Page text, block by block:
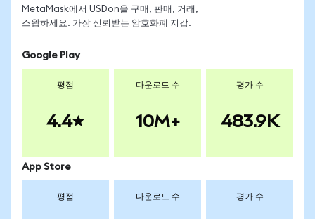
MetaMask에서 USDon을 구매, 판매, 거래,
스왑하세요. 가장 신뢰받는 암호화폐 지갑.
Google Play
평점
4.4
다운로드 수
10M+
평가 수
483.9K
App Store
평점 다운로드 수 평가 수